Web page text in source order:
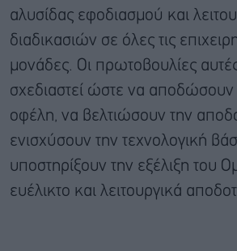
αλυσίδας εφοδιασμού και
διαδικασιών σε όλες τις
μονάδες. Οι πρωτοβουλίες
σχεδιαστεί ώστε να αποδώσουν
οφέλη, να βελτιώσουν την
ενισχύσουν την τεχνολογική
υποστηρίξουν την εξέλιξη του
ευέλικτο και λειτουργικά